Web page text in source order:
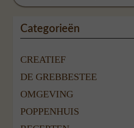
Categorieën
CREATIEF
DE GREBBESTEE
OMGEVING
POPPENHUIS